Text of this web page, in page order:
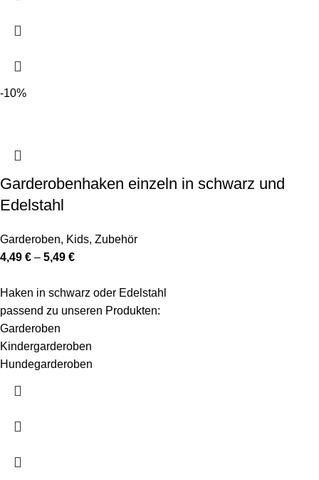
-10%
Garderobenhaken einzeln in schwarz und
Edelstahl
Garderoben, Kids, Zubehör
4,49 € – 5,49 €
Haken in schwarz oder Edelstahl
passend zu unseren Produkten:
Garderoben
Kindergarderoben
Hundegarderoben